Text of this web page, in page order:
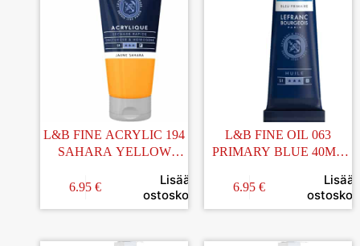
L&B FINE ACRYLIC 194
SAHARA YELLOW
6.95 €
Lisää
ostoskoriin
L&B FINE OIL 063
PRIMARY BLUE 40ML
6.95 €
Lisää